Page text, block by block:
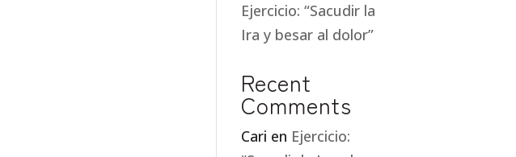
Ejercicio: “Sacudir la
Ira y besar al dolor”
Recent
Comments
Cari en Ejercicio: